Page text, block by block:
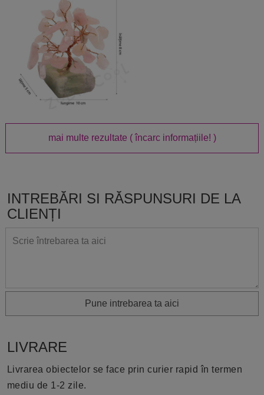
mai multe rezultate ( încarc informațiile! )
INTREBĂRI SI RĂSPUNSURI DE LA
CLIENȚI
Pune intrebarea ta aici
LIVRARE
Livrarea obiectelor se face prin curier rapid în termen
mediu de 1-2 zile.